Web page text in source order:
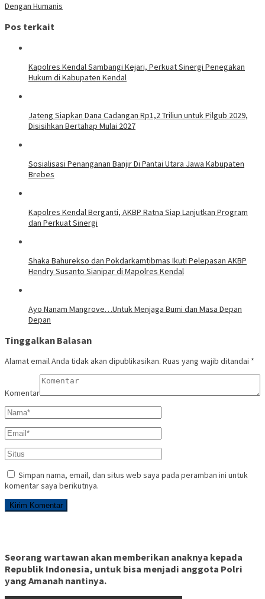
Dengan Humanis
Pos terkait
Kapolres Kendal Sambangi Kejari, Perkuat Sinergi Penegakan
Hukum di Kabupaten Kendal
Jateng Siapkan Dana Cadangan Rp1,2 Triliun untuk Pilgub 2029,
Disisihkan Bertahap Mulai 2027
Sosialisasi Penanganan Banjir Di Pantai Utara Jawa Kabupaten
Brebes
Kapolres Kendal Berganti, AKBP Ratna Siap Lanjutkan Program
dan Perkuat Sinergi
​Shaka Bahurekso dan Pokdarkamtibmas Ikuti Pelepasan AKBP
Hendry Susanto Sianipar di Mapolres Kendal
Ayo Nanam Mangrove…Untuk Menjaga Bumi dan Masa Depan
Depan
Tinggalkan Balasan
Alamat email Anda tidak akan dipublikasikan. Ruas yang wajib ditandai *
Komentar
Simpan nama, email, dan situs web saya pada peramban ini untuk
komentar saya berikutnya.
Seorang wartawan akan memberikan anaknya kepada
Republik Indonesia, untuk bisa menjadi anggota Polri
yang Amanah nantinya.